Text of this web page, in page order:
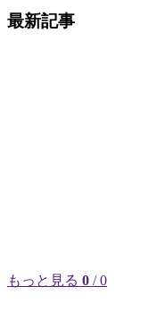
最新記事
もっと見る 0 / 0